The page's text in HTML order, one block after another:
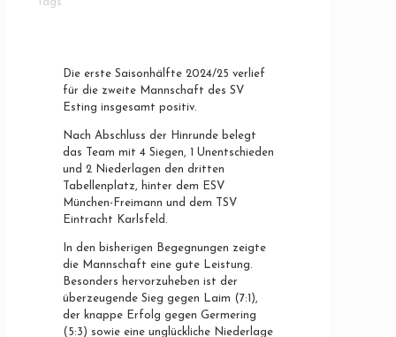
Die erste Saisonhälfte 2024/25 verlief
für die zweite Mannschaft des SV
Esting insgesamt positiv.
Nach Abschluss der Hinrunde belegt
das Team mit 4 Siegen, 1 Unentschieden
und 2 Niederlagen den dritten
Tabellenplatz, hinter dem ESV
München-Freimann und dem TSV
Eintracht Karlsfeld.
In den bisherigen Begegnungen zeigte
die Mannschaft eine gute Leistung.
Besonders hervorzuheben ist der
überzeugende Sieg gegen Laim (7:1),
der knappe Erfolg gegen Germering
(5:3) sowie eine unglückliche Niederlage